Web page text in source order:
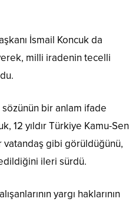
İsmail Koncuk da
milli iradenin tecelli
bir anlam ifade
12 yıldır Türkiye Kamu-Sen
vatandaş gibi görüldüğünü,
edildiğini ileri sürdü.
yargı haklarının